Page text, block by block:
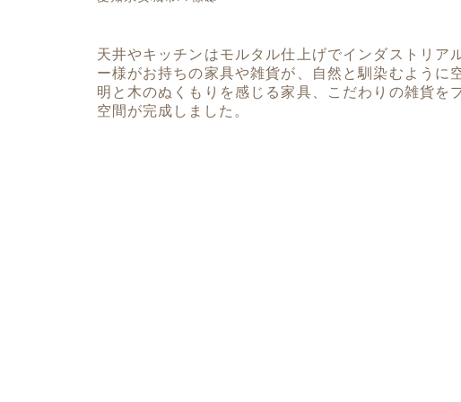
天井やキッチンはモルタル仕上げでインダストリア
ー様がお持ちの家具や雑貨が、自然と馴染むように
明と木のぬくもりを感じる家具、こだわりの雑貨を
空間が完成しました。